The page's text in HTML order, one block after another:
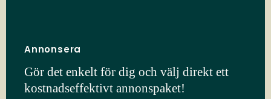
Annonsera
Gör det enkelt för dig och välj direkt ett
kostnadseffektivt annonspaket!